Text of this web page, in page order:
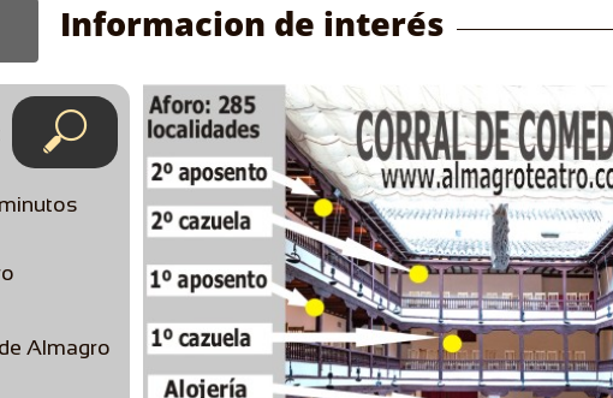
Almagro

Informacion de interés